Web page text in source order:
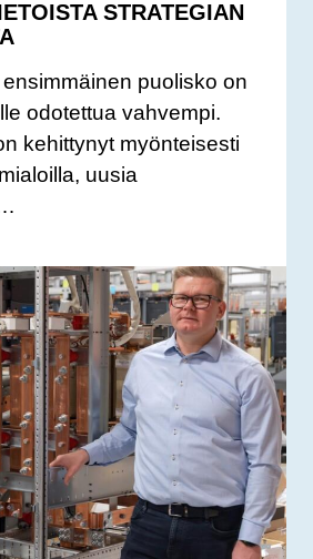
STRATEGIAN
puolisko on
odotettua vahvempi.
kehittynyt myönteisesti
uusia